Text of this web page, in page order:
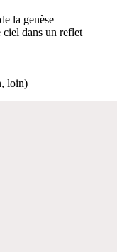
la genèse
ciel dans un reflet
loin)